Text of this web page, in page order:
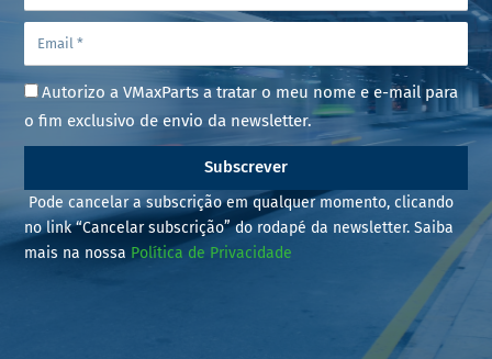
Autorizo a VMaxParts a tratar o meu nome e e-mail para
o fim exclusivo de envio da newsletter.
Subscrever
Pode cancelar a subscrição em qualquer momento, clicando
no link “Cancelar subscrição” do rodapé da newsletter. Saiba
mais na nossa Política de Privacidade